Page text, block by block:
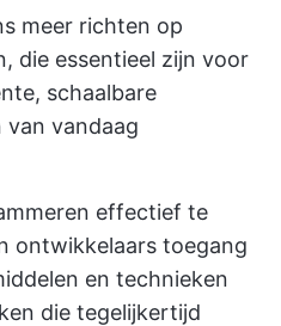
meer richten op
die essentieel zijn voor
schaalbare
van vandaag
effectief te
ontwikkelaars toegang
en technieken
die tegelijkertijd